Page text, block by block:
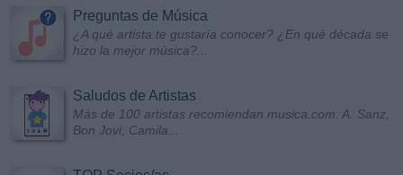
Preguntas de Música
¿A qué artista te gustaría conocer? ¿En qué década se
hizo la mejor música?...
Saludos de Artistas
Más de 100 artistas recomiendan musica.com: A. Sanz,
Bon Jovi, Camila...